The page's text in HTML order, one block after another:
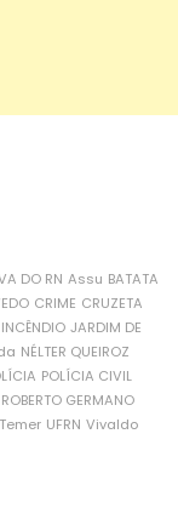
DO RN Assu BATATA
CRIME CRUZETA
INCÊNDIO JARDIM DE
NÉLTER QUEIROZ
POLÍCIA CIVIL
ROBERTO GERMANO
Temer UFRN Vivaldo